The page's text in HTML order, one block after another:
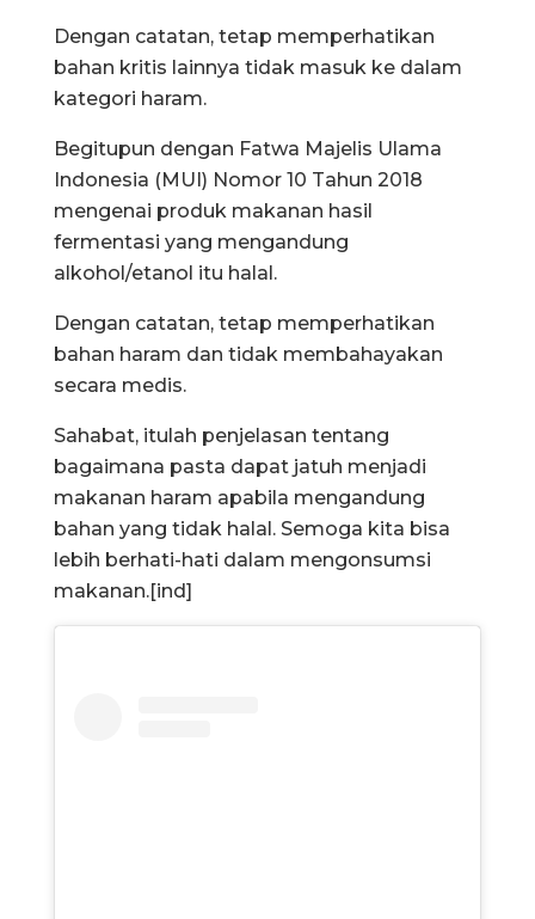
Dengan catatan, tetap memperhatikan
bahan kritis lainnya tidak masuk ke dalam
kategori haram.
Begitupun dengan Fatwa Majelis Ulama
Indonesia (MUI) Nomor 10 Tahun 2018
mengenai produk makanan hasil
fermentasi yang mengandung
alkohol/etanol itu halal.
Dengan catatan, tetap memperhatikan
bahan haram dan tidak membahayakan
secara medis.
Sahabat, itulah penjelasan tentang
bagaimana pasta dapat jatuh menjadi
makanan haram apabila mengandung
bahan yang tidak halal. Semoga kita bisa
lebih berhati-hati dalam mengonsumsi
makanan.[ind]